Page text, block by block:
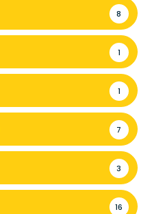
8
1
1
7
3
16